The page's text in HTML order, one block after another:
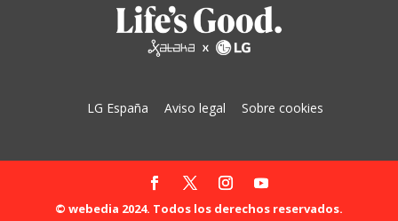
LG España Aviso legal Sobre cookies
© webedia 2024. Todos los derechos reservados.